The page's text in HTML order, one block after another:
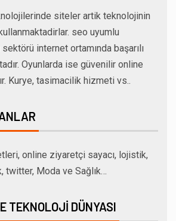
siteler artik teknolojinin
seo uyumlu
internet ortamında başarılı
Oyunlarda ise güvenilir online
Kurye, tasimacilik hizmeti vs..
online ziyaretçi sayacı, lojistik,
twitter, Moda ve Sağlık…
TEKNOLOJI DÜNYASI